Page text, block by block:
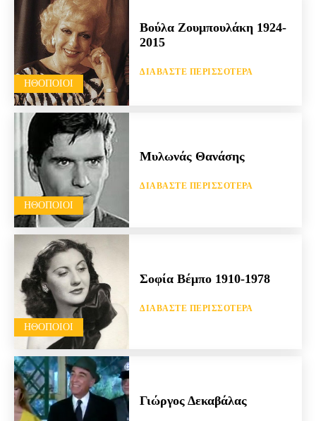
HΘΟΠΟΙΟΊ
Βούλα Ζουμπουλάκη 1924-
2015
ΔΙΑΒΆΣΤΕ ΠΕΡΙΣΣΌΤΕΡΑ
HΘΟΠΟΙΟΊ
Μυλωνάς Θανάσης
ΔΙΑΒΆΣΤΕ ΠΕΡΙΣΣΌΤΕΡΑ
HΘΟΠΟΙΟΊ
Σοφία Βέμπο 1910-1978
ΔΙΑΒΆΣΤΕ ΠΕΡΙΣΣΌΤΕΡΑ
Γιώργος Δεκαβάλας